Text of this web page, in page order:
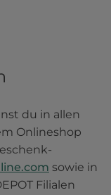
du in allen
Onlineshop
sowie in
Filialen